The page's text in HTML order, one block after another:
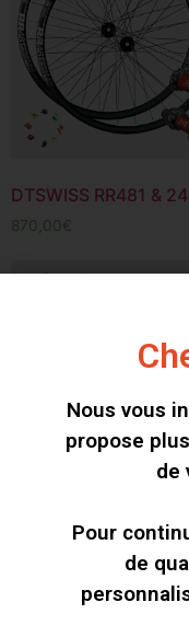
DTSWISS RR481 &
870,00 €
Sélectionner des
Nous vous
propose
de
Pour
de